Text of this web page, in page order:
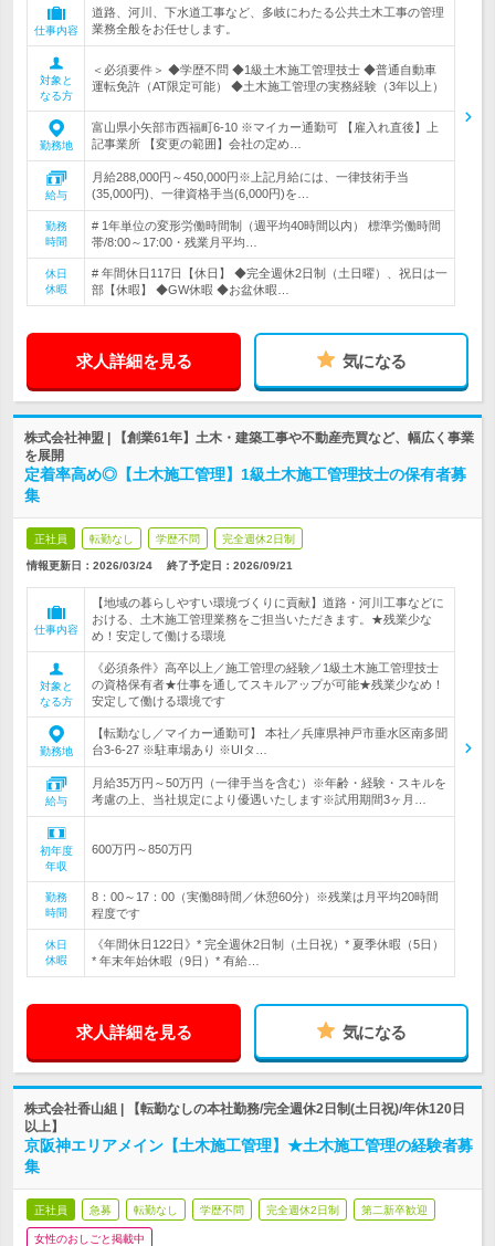
仕事内容
道路、河川、下水道工事など、多岐にわたる公共土木工事の管理
業務全般をお任せします。
対象と
なる方
＜必須要件＞ ◆学歴不問 ◆1級土木施工管理技士 ◆普通自動車
運転免許（AT限定可能） ◆土木施工管理の実務経験（3年以上）
勤務地
富山県小矢部市西福町6-10 ※マイカー通勤可 【雇入れ直後】上
記事業所 【変更の範囲】会社の定め…
給与
月給288,000円～450,000円※上記月給には、一律技術手当
(35,000円)、一律資格手当(6,000円)を…
勤務
時間
# 1年単位の変形労働時間制（週平均40時間以内） 標準労働時間
帯/8:00～17:00・残業月平均…
休日
休暇
# 年間休日117日【休日】 ◆完全週休2日制（土日曜）、祝日は一
部【休暇】 ◆GW休暇 ◆お盆休暇…
求人詳細を見る 気になる
株式会社神盟 | 【創業61年】土木・建築工事や不動産売買など、幅広く事業
を展開
定着率高め◎【土木施工管理】1級土木施工管理技士の保有者募
集
正社員 転勤なし 学歴不問 完全週休2日制
情報更新日：2026/03/24 終了予定日： 2026/09/21
仕事内容
【地域の暮らしやすい環境づくりに貢献】道路・河川工事などに
おける、土木施工管理業務をご担当いただきます。★残業少な
め！安定して働ける環境
対象と
なる方
《必須条件》高卒以上／施工管理の経験／1級土木施工管理技士
の資格保有者★仕事を通してスキルアップが可能★残業少なめ！
安定して働ける環境です
勤務地
【転勤なし／マイカー通勤可】 本社／兵庫県神戸市垂水区南多聞
台3-6-27 ※駐車場あり ※UIタ…
給与
月給35万円～50万円（一律手当を含む）※年齢・経験・スキルを
考慮の上、当社規定により優遇いたします※試用期間3ヶ月…
初年度
年収
600万円～850万円
勤務
時間
8：00～17：00（実働8時間／休憩60分）※残業は月平均20時間
程度です
休日
休暇
《年間休日122日》* 完全週休2日制（土日祝）* 夏季休暇（5日）
* 年末年始休暇（9日）* 有給…
求人詳細を見る 気になる
株式会社香山組 | 【転勤なしの本社勤務/完全週休2日制(土日祝)/年休120日
以上】
京阪神エリアメイン【土木施工管理】★土木施工管理の経験者募
集
正社員 急募 転勤なし 学歴不問 完全週休2日制 第二新卒歓迎
女性のおしごと掲載中